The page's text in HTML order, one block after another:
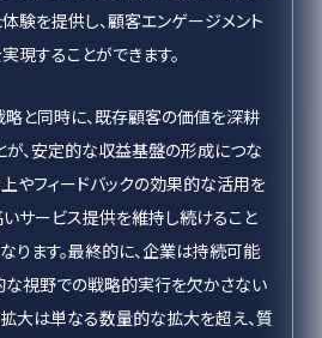
験を提供し、顧客エンゲージメント
現することができます。
略と同時に、既存顧客の価値を深耕
、安定的な収益基盤の形成につな
やフィードバックの効果的な活用を
サービス提供を維持し続けること
ります。最終的に、企業は持続可能
な視野での戦略的実行を欠かさない
大は単なる数量的な拡大を超え、質